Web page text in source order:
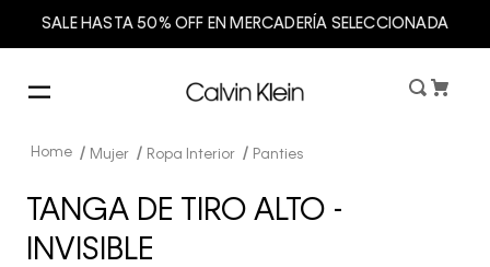
SALE HASTA 50% OFF EN MERCADERÍA SELECCIONADA
Mujer Ropa Interior Panties
TANGA DE TIRO ALTO -
INVISIBLE